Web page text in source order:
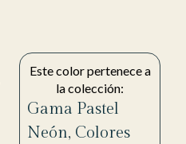
Este color pertenece a
la colección:
Gama Pastel
Neón, Colores